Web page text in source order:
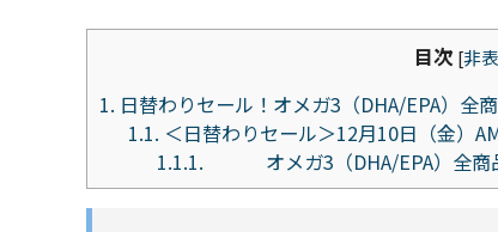
目次 [非
1. 日替わりセール！オメガ3（DHA/EPA）全
1.1. ＜日替わりセール＞12月10日（金）
1.1.1. オメガ3（DHA/EPA）全商